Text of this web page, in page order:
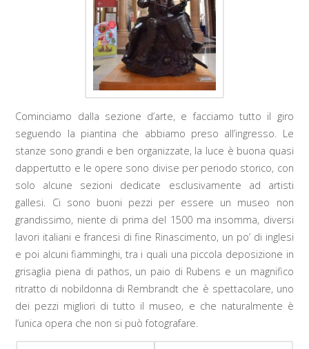
Cominciamo dalla sezione d’arte, e facciamo tutto il giro
seguendo la piantina che abbiamo preso all’ingresso. Le
stanze sono grandi e ben organizzate, la luce è buona quasi
dappertutto e le opere sono divise per periodo storico, con
solo alcune sezioni dedicate esclusivamente ad artisti
gallesi. Ci sono buoni pezzi per essere un museo non
grandissimo, niente di prima del 1500 ma insomma, diversi
lavori italiani e francesi di fine Rinascimento, un po’ di inglesi
e poi alcuni fiamminghi, tra i quali una piccola deposizione in
grisaglia piena di pathos, un paio di Rubens e un magnifico
ritratto di nobildonna di Rembrandt che è spettacolare, uno
dei pezzi migliori di tutto il museo, e che naturalmente è
l’unica opera che non si può fotografare.